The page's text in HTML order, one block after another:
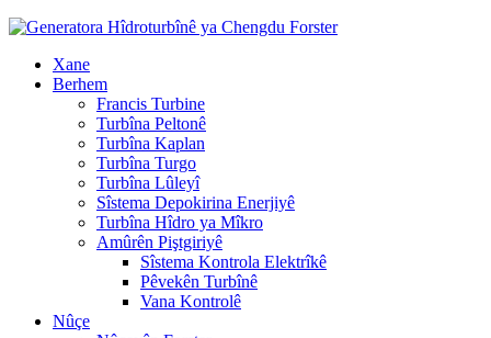
Xane
Berhem
Francis Turbine
Turbîna Peltonê
Turbîna Kaplan
Turbîna Turgo
Turbîna Lûleyî
Sîstema Depokirina Enerjiyê
Turbîna Hîdro ya Mîkro
Amûrên Piştgiriyê
Sîstema Kontrola Elektrîkê
Pêvekên Turbînê
Vana Kontrolê
Nûçe